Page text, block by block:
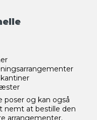
poser og kan også
nemt at bestille den
arrangementer.